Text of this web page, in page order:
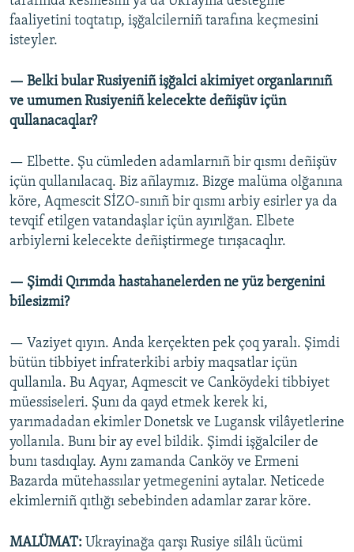
faaliyetini toqtatıp, işğalcilerniñ tarafına keçmesini
isteyler.
— Belki bular Rusiyeniñ işğalci akimiyet organlarınıñ
ve umumen Rusiyeniñ kelecekte deñişüv içün
qullanacaqlar?
— Elbette. Şu cümleden adamlarnıñ bir qısmı deñişüv
içün qullanılacaq. Biz añlaymız. Bizge malüma olğanına
köre, Aqmescit SİZO-sınıñ bir qısmı arbiy esirler ya da
tevqif etilgen vatandaşlar içün ayırılğan. Elbete
arbiylerni kelecekte deñiştirmege tırışacaqlır.
— Şimdi Qırımda hastahanelerden ne yüz bergenini
bilesizmi?
— Vaziyet qıyın. Anda kerçekten pek çoq yaralı. Şimdi
bütün tibbiyet infraterkibi arbiy maqsatlar içün
qullanıla. Bu Aqyar, Aqmescit ve Canköydeki tibbiyet
müessiseleri. Şunı da qayd etmek kerek ki,
yarımadadan ekimler Donetsk ve Lugansk vilâyetlerine
yollanıla. Bunı bir ay evel bildik. Şimdi işğalciler de
bunı tasdıqlay. Aynı zamanda Canköy ve Ermeni
Bazarda mütehassılar yetmegenini aytalar. Neticede
ekimlerniñ qıtlığı sebebinden adamlar zarar köre.
MALÜMAT: Ukrayinağa qarşı Rusiye silâlı ücümi